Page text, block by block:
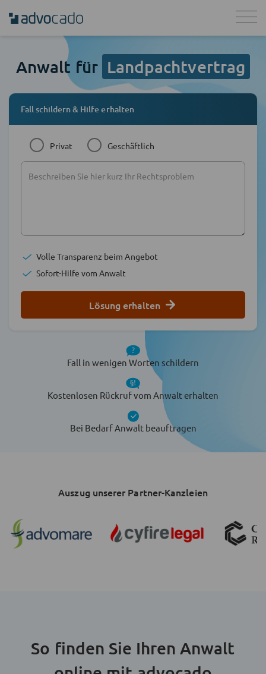
Anwalt für Landpachtvertrag
Fall schildern & Hilfe erhalten
Privat Geschäftlich
Volle Transparenz beim Angebot
Sofort-Hilfe vom Anwalt
Lösung erhalten
Fall in wenigen Worten schildern
Kostenlosen Rückruf vom Anwalt erhalten
Bei Bedarf Anwalt beauftragen
Auszug unserer Partner-Kanzleien
So finden Sie Ihren Anwalt